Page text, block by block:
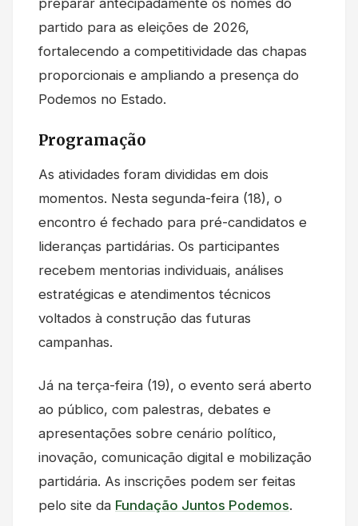
partido para as eleições de 2026,
fortalecendo a competitividade das chapas
proporcionais e ampliando a presença do
Podemos no Estado.
Programação
As atividades foram divididas em dois
momentos. Nesta segunda-feira (18), o
encontro é fechado para pré-candidatos e
lideranças partidárias. Os participantes
recebem mentorias individuais, análises
estratégicas e atendimentos técnicos
voltados à construção das futuras
campanhas.
Já na terça-feira (19), o evento será aberto
ao público, com palestras, debates e
apresentações sobre cenário político,
inovação, comunicação digital e mobilização
partidária. As inscrições podem ser feitas
pelo site da Fundação Juntos Podemos.